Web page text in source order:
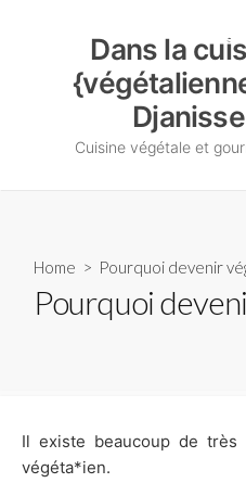
Dans la
Djanisse
Cuisine végétale et
Home > Pourquoi devenir
Pourquoi
Il existe beaucoup de très
végéta*ien.